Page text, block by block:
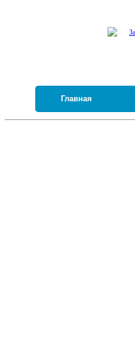
Главная